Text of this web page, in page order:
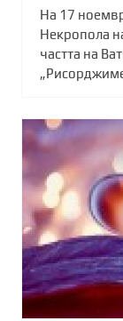
На 17
Некропола
частта на